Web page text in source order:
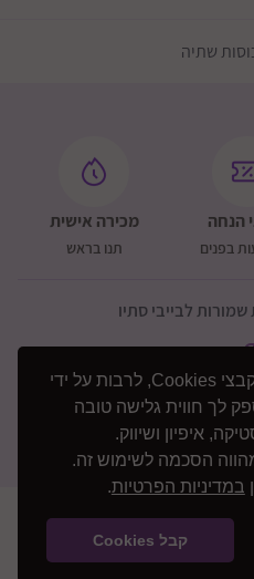
אתר זה עושה שימוש בקבצי Cookies, לרבות על ידי
לך חווית גלישה טובה
איפיון ושיווק.
הסכמה לשימוש זה.
במדיניות הפרטיות.
קבל Cookies
שתיה
הנחה
בפנים
מכירה אישית
תנו בראש